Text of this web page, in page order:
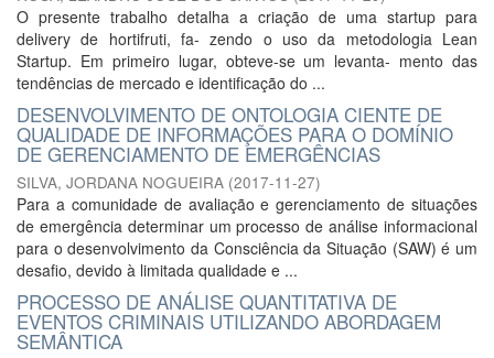
O presente trabalho detalha a criação de uma startup para
delivery de hortifruti, fa- zendo o uso da metodologia Lean
Startup. Em primeiro lugar, obteve-se um levanta- mento das
tendências de mercado e identificação do ...
DESENVOLVIMENTO DE ONTOLOGIA CIENTE DE
QUALIDADE DE INFORMAÇÕES PARA O DOMÍNIO
DE GERENCIAMENTO DE EMERGÊNCIAS
SILVA, JORDANA NOGUEIRA (2017-11-27)
Para a comunidade de avaliação e gerenciamento de situações
de emergência determinar um processo de análise informacional
para o desenvolvimento da Consciência da Situação (SAW) é um
desafio, devido à limitada qualidade e ...
PROCESSO DE ANÁLISE QUANTITATIVA DE
EVENTOS CRIMINAIS UTILIZANDO ABORDAGEM
SEMÂNTICA